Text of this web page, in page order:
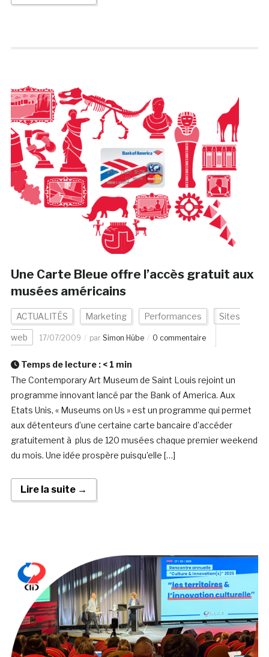
Une Carte Bleue offre l’accès gratuit aux
musées américains
ACTUALITÉS Marketing Performances Sites
web 17/07/2009 par Simon Hübe 0 commentaire
Temps de lecture : < 1 min
The Contemporary Art Museum de Saint Louis rejoint un
programme innovant lancé par the Bank of America. Aux
Etats Unis, « Museums on Us » est un programme qui permet
aux détenteurs d’une certaine carte bancaire d’accéder
gratuitement à plus de 120 musées chaque premier weekend
du mois. Une idée prospère puisqu’elle […]
Lire la suite →